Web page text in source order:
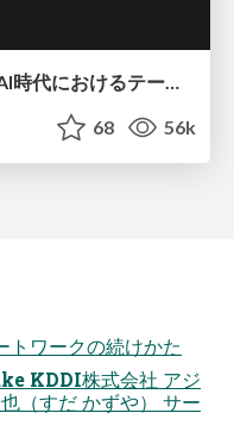
68 56k
トワークの続けかた
KDDI株式会社 アジ
（すだ かずや） サー